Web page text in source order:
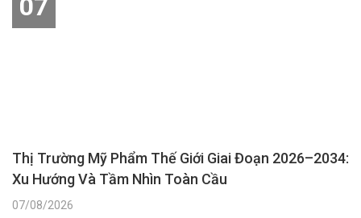
07
Thị Trường Mỹ Phẩm Thế Giới Giai Đoạn 2026–2034:
Xu Hướng Và Tầm Nhìn Toàn Cầu
07/08/2026